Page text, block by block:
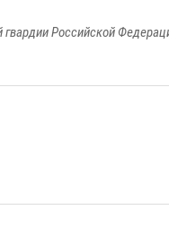
Российской